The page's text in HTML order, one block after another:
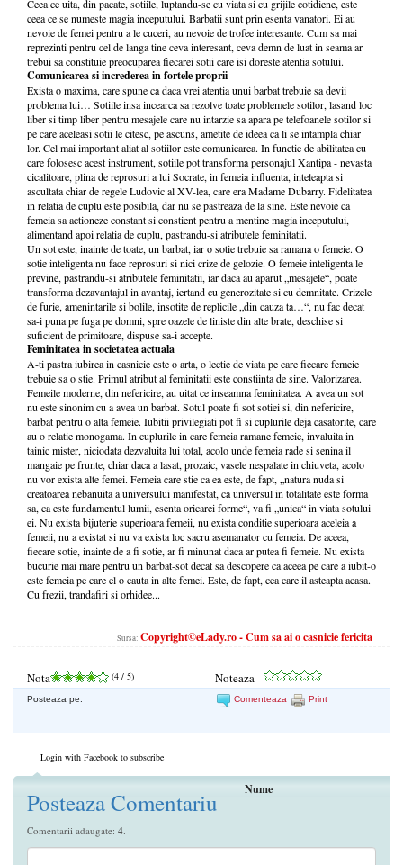
Ceea ce uita, din pacate, sotiile, luptandu-se cu viata si cu grijile cotidiene, este
ceea ce se numeste magia inceputului. Barbatii sunt prin esenta vanatori. Ei au
nevoie de femei pentru a le cuceri, au nevoie de trofee interesante. Cum sa mai
reprezinti pentru cel de langa tine ceva interesant, ceva demn de luat in seama ar
trebui sa constituie preocuparea fiecarei sotii care isi doreste atentia sotului.
Comunicarea si increderea in fortele proprii
Exista o maxima, care spune ca daca vrei atentia unui barbat trebuie sa devii
problema lui… Sotiile insa incearca sa rezolve toate problemele sotilor, lasand loc
liber si timp liber pentru mesajele care nu intarzie sa apara pe telefoanele sotilor si
pe care aceleasi sotii le citesc, pe ascuns, ametite de ideea ca li se intampla chiar
lor. Cel mai important aliat al sotiilor este comunicarea. In functie de abilitatea cu
care folosesc acest instrument, sotiile pot transforma personajul Xantipa - nevasta
cicalitoare, plina de reprosuri a lui Socrate, in femeia influenta, inteleapta si
ascultata chiar de regele Ludovic al XV-lea, care era Madame Dubarry. Fidelitatea
in relatia de cuplu este posibila, dar nu se pastreaza de la sine. Este nevoie ca
femeia sa actioneze constant si constient pentru a mentine magia inceputului,
alimentand apoi relatia de cuplu, pastrandu-si atributele feminitatii.
Un sot este, inainte de toate, un barbat, iar o sotie trebuie sa ramana o femeie. O
sotie inteligenta nu face reprosuri si nici crize de gelozie. O femeie inteligenta le
previne, pastrandu-si atributele feminitatii, iar daca au aparut „mesajele“, poate
transforma dezavantajul in avantaj, iertand cu generozitate si cu demnitate. Crizele
de furie, amenintarile si bolile, insotite de replicile „din cauza ta…“, nu fac decat
sa-i puna pe fuga pe domni, spre oazele de liniste din alte brate, deschise si
suficient de primitoare, dispuse sa-i accepte.
Feminitatea in societatea actuala
A-ti pastra iubirea in casnicie este o arta, o lectie de viata pe care fiecare femeie
trebuie sa o stie. Primul atribut al feminitatii este constiinta de sine. Valorizarea.
Femeile moderne, din nefericire, au uitat ce inseamna feminitatea. A avea un sot
nu este sinonim cu a avea un barbat. Sotul poate fi sot sotiei si, din nefericire,
barbat pentru o alta femeie. Iubitii privilegiati pot fi si cuplurile deja casatorite, care
au o relatie monogama. In cuplurile in care femeia ramane femeie, invaluita in
tainic mister, niciodata dezvaluita lui total, acolo unde femeia rade si senina il
mangaie pe frunte, chiar daca a lasat, prozaic, vasele nespalate in chiuveta, acolo
nu vor exista alte femei. Femeia care stie ca ea este, de fapt, „natura nuda si
creatoarea nebanuita a universului manifestat, ca universul in totalitate este forma
sa, ca este fundamentul lumii, esenta oricarei forme“, va fi „unica“ in viata sotului
ei. Nu exista bijuterie superioara femeii, nu exista conditie superioara aceleia a
femeii, nu a existat si nu va exista loc sacru asemanator cu femeia. De aceea,
fiecare sotie, inainte de a fi sotie, ar fi minunat daca ar putea fi femeie. Nu exista
bucurie mai mare pentru un barbat-sot decat sa descopere ca aceea pe care a iubit-o
este femeia pe care el o cauta in alte femei. Este, de fapt, cea care il asteapta acasa.
Cu frezii, trandafiri si orhidee...
Sursa: Copyright©eLady.ro - Cum sa ai o casnicie fericita
Nota (4 / 5) Noteaza
Posteaza pe: Comenteaza Print
Login with Facebook to subscribe
Posteaza Comentariu
Comentarii adaugate: 4
Nume